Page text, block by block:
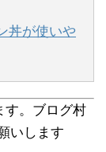
丼が使いや
す。ブログ村
いします